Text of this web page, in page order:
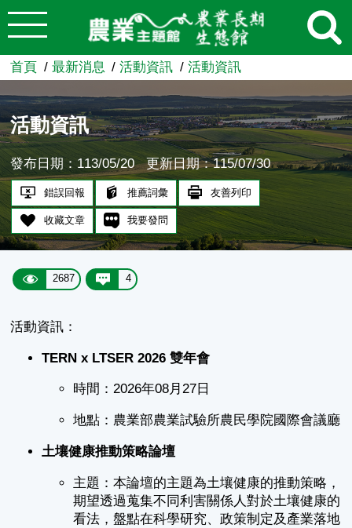
跳到主要內容
農業知識入口網
首頁 最新消息 活動資訊 活動資訊
活動資訊
發布日期：113/05/20 更新日期：115/07/30
錯誤回報 推薦詞彙 友善列印
收藏文章 我要發問
2687 4
活動資訊：
TERN x LTSER 2026 雙年會
時間：2026年08月27日
地點：農業部農業試驗所農民學院國際會議廳
土壤健康推動策略論壇
主題：本論壇的主題為土壤健康的推動策略，
期望透過蒐集不同利害關係人對於土壤健康的
看法，盤點在科學研究、政策制定及產業落地